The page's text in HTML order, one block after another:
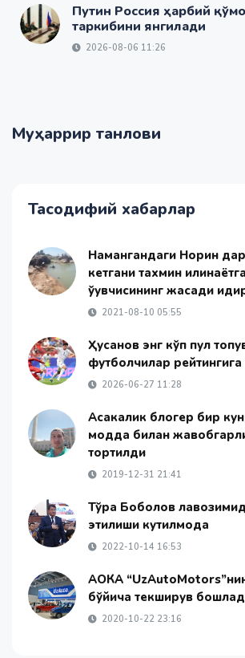
Путин Россия ҳарбий
таркибини янгилади
2026-08-06 11:26
Муҳаррир танлови
Тасодифий хабарлар
Намангандаги Норин
кетгани тахмин
ўқувчисининг жасади
2021-08-10 05:55
Ҳусанов энг кўп пул
футболчилар
2026-06-27 11:28
Асакалик блогер бир
модда билан
тортилди
2019-12-31 21:41
Тўра Боболов
этилиши кутилмоқда
2022-10-14 16:53
АОКА
бўйича текширув
2020-10-22 23:16